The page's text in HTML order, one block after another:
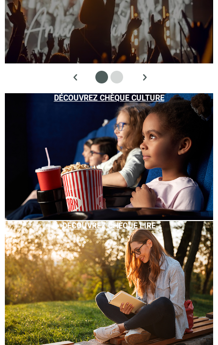
DÉCOUVREZ CHÈQUE CULTURE
DÉCOUVREZ CHÈQUE LIRE